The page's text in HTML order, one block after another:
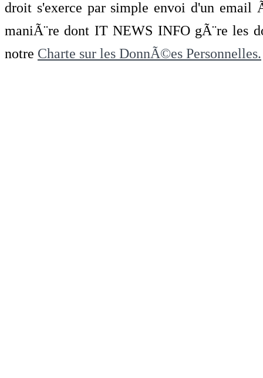
droit s'exerce par simple envoi d'un
maniÃ¨re dont IT NEWS INFO gÃ¨re les
notre Charte sur les DonnÃ©es Personnelles.